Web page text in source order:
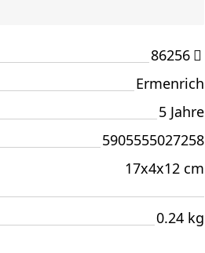
86256
Ermenrich
5 Jahre
5905555027258
17x4x12 cm
0.24 kg